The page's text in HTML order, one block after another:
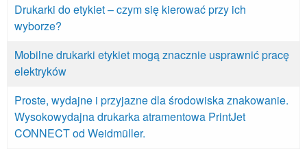
Drukarki do etykiet – czym się kierować przy ich
wyborze?
Mobilne drukarki etykiet mogą znacznie usprawnić pracę
elektryków
Proste, wydajne i przyjazne dla środowiska znakowanie.
Wysokowydajna drukarka atramentowa PrintJet
CONNECT od Weidmüller.